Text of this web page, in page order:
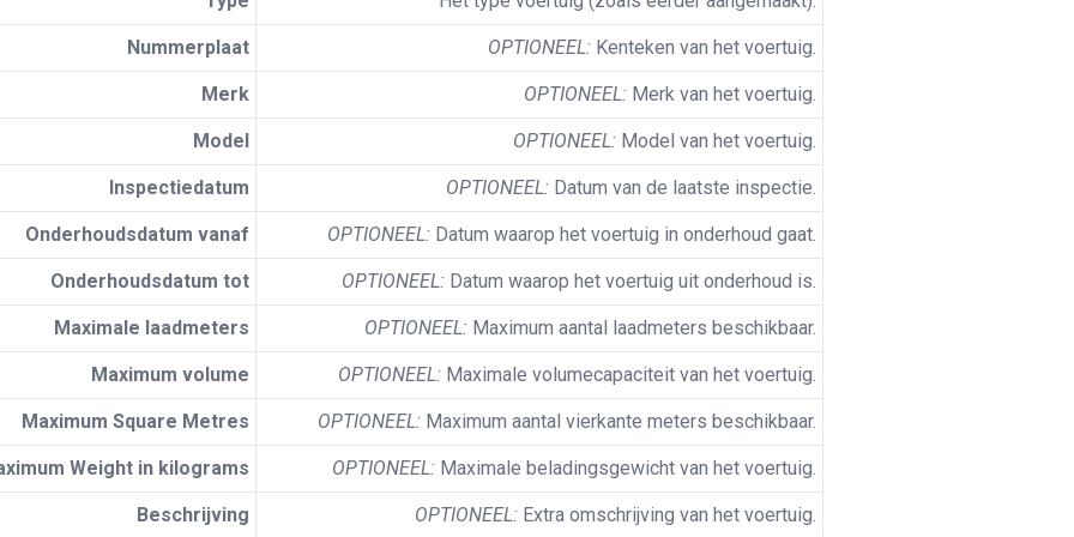
Nummerplaat OPTIONEEL: Kenteken van het voertuig.
Merk OPTIONEEL: Merk van het voertuig.
Model OPTIONEEL: Model van het voertuig.
Inspectiedatum OPTIONEEL: Datum van de laatste inspectie.
Onderhoudsdatum vanaf OPTIONEEL: Datum waarop het voertuig in onderhoud gaat.
Onderhoudsdatum tot OPTIONEEL: Datum waarop het voertuig uit onderhoud is.
Maximale laadmeters OPTIONEEL: Maximum aantal laadmeters beschikbaar.
Maximum volume OPTIONEEL: Maximale volumecapaciteit van het voertuig.
Maximum Square Metres OPTIONEEL: Maximum aantal vierkante meters beschikbaar.
Weight in kilograms OPTIONEEL: Maximale beladingsgewicht van het voertuig.
Beschrijving OPTIONEEL: Extra omschrijving van het voertuig.